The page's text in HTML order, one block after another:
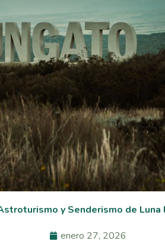
y Senderismo de Luna
enero 27, 2026